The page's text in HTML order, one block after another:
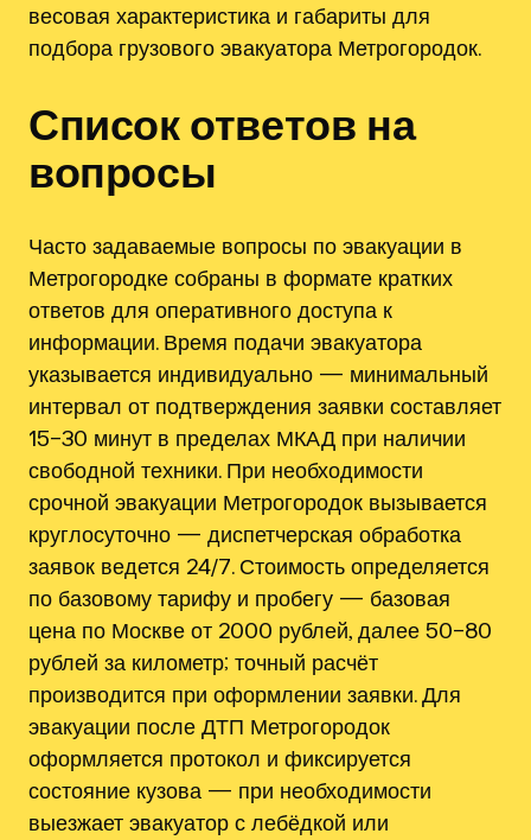
весовая характеристика и габариты для
подбора грузового эвакуатора Метрогородок.
Список ответов на
вопросы
Часто задаваемые вопросы по эвакуации в
Метрогородке собраны в формате кратких
ответов для оперативного доступа к
информации. Время подачи эвакуатора
указывается индивидуально — минимальный
интервал от подтверждения заявки составляет
15–30 минут в пределах МКАД при наличии
свободной техники. При необходимости
срочной эвакуации Метрогородок вызывается
круглосуточно — диспетчерская обработка
заявок ведется 24/7. Стоимость определяется
по базовому тарифу и пробегу — базовая
цена по Москве от 2000 рублей, далее 50–80
рублей за километр; точный расчёт
производится при оформлении заявки. Для
эвакуации после ДТП Метрогородок
оформляется протокол и фиксируется
состояние кузова — при необходимости
выезжает эвакуатор с лебёдкой или